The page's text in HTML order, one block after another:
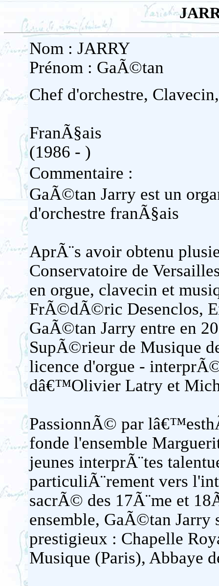
Nom : JARRY
Prénom : GaÃ©tan
Chef d'orchestre,
FranÃ§ais
(1986 - )
Commentaire :
GaÃ©tan Jarry est un
d'orchestre franÃ§ais
AprÃ¨s avoir obtenu
Conservatoire de
en orgue, clavecin et
FrÃ©dÃ©ric Desenclos,
GaÃ©tan Jarry entre en
SupÃ©rieur de Musique
licence d'orgue -
dâ€™Olivier Latry et
PassionnÃ© par
fonde l'ensemble
jeunes interprÃ¨tes
particuliÃ¨rement vers
sacrÃ© des 17Ã¨me et
ensemble, GaÃ©tan Jarry
prestigieux : Chapelle
Musique (Paris), Abbaye